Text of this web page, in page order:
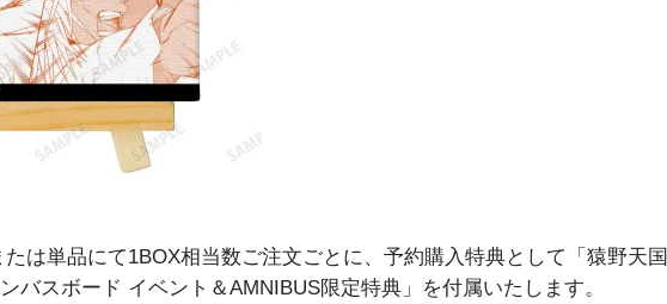
は単品にて1BOX相当数ご注文ごとに、予約購入特典として「猿野天国
バスボード イベント＆AMNIBUS限定特典」を付属いたします。